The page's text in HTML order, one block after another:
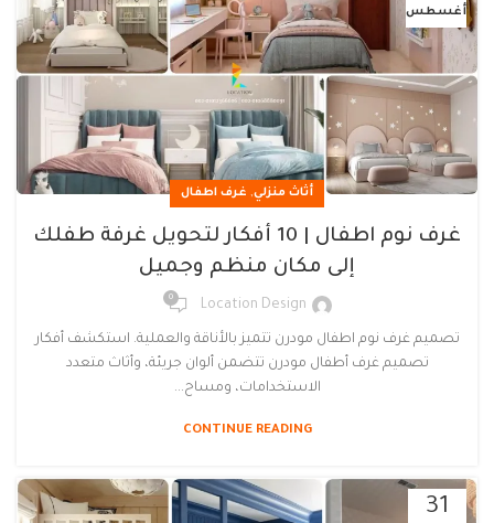
أغسطس
أثاث منزلي, غرف اطفال
غرف نوم اطفال | 10 أفكار لتحويل غرفة طفلك
إلى مكان منظم وجميل
Location Design
0
تصميم غرف نوم اطفال مودرن تتميز بالأناقة والعملية. استكشف أفكار
تصميم غرف أطفال مودرن تتضمن ألوان جريئة، وأثاث متعدد
الاستخدامات، ومساح...
CONTINUE READING
31